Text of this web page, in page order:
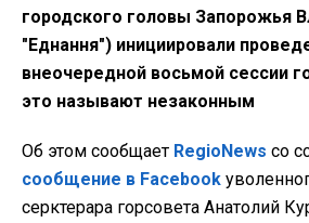
городского головы Запорожья
"Еднання") инициировали
внеочередной восьмой сессии
это называют незаконным
Об этом сообщает RegioNews со
сообщение в Facebook
серктерара горсовета Анатолий